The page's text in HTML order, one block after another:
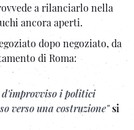
a rilanciarlo nella
ancora aperti.
dopo negoziato, da
di Roma:
d'improvviso i politici
verso una costruzione"si